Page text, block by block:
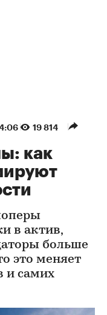
19 814
как
в актив,
больше
это меняет
и самих